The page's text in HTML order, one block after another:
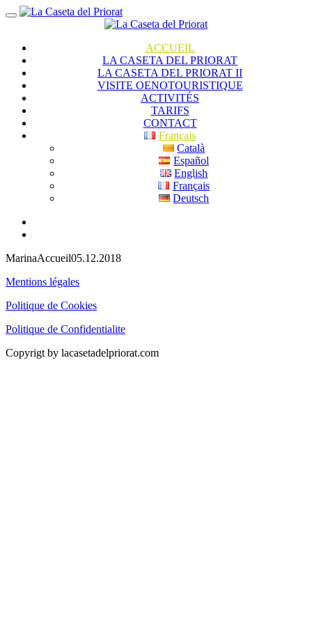
ACCUEIL
LA CASETA DEL PRIORAT
LA CASETA DEL PRIORAT II
VISITE OENOTOURISTIQUE
ACTIVITÉS
TARIFS
CONTACT
Français
Català
Español
English
Français
Deutsch
MarinaAccueil05.12.2018
Mentions légales
Politique de Cookies
Politique de Confidentialite
Copyrigt by lacasetadelpriorat.com